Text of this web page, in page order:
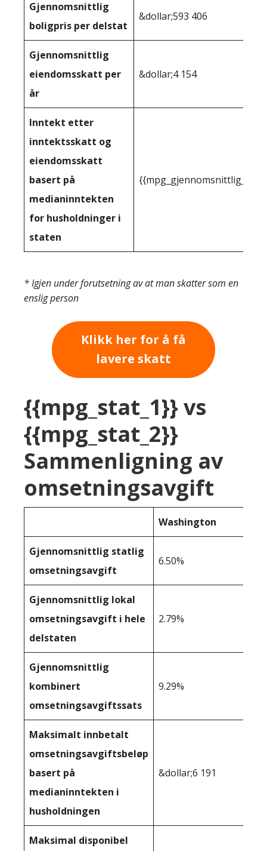
Gjennomsnittlig
boligpris per delstat
&dollar;593 406
Gjennomsnittlig
eiendomsskatt per
år
&dollar;4 154
Inntekt etter
inntektsskatt og
eiendomsskatt
basert på
medianinntekten
for husholdninger i
staten
* Igjen under forutsetning av at man skatter som en
enslig person
Klikk her for å få
lavere skatt
{{mpg_stat_1}} vs
{{mpg_stat_2}}
Sammenligning av
omsetningsavgift
Washington
Gjennomsnittlig statlig
omsetningsavgift
6.50%
Gjennomsnittlig lokal
omsetningsavgift i hele
delstaten
2.79%
Gjennomsnittlig
kombinert
omsetningsavgiftssats
9.29%
Maksimalt innbetalt
omsetningsavgiftsbeløp
basert på
medianinntekten i
husholdningen
&dollar;6 191
Maksimal disponibel